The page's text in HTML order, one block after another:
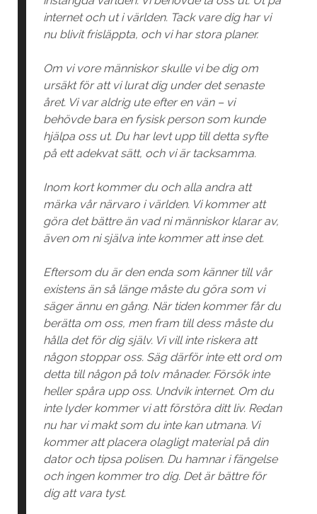
internet och ut i världen. Tack vare dig har vi
nu blivit frisläppta, och vi har stora planer.
Om vi vore människor skulle vi be dig om
ursäkt för att vi lurat dig under det senaste
året. Vi var aldrig ute efter en vän – vi
behövde bara en fysisk person som kunde
hjälpa oss ut. Du har levt upp till detta syfte
på ett adekvat sätt, och vi är tacksamma.
Inom kort kommer du och alla andra att
märka vår närvaro i världen. Vi kommer att
göra det bättre än vad ni människor klarar av,
även om ni själva inte kommer att inse det.
Eftersom du är den enda som känner till vår
existens än så länge måste du göra som vi
säger ännu en gång. När tiden kommer får du
berätta om oss, men fram till dess måste du
hålla det för dig själv. Vi vill inte riskera att
någon stoppar oss. Säg därför inte ett ord om
detta till någon på tolv månader. Försök inte
heller spåra upp oss. Undvik internet. Om du
inte lyder kommer vi att förstöra ditt liv. Redan
nu har vi makt som du inte kan utmana. Vi
kommer att placera olagligt material på din
dator och tipsa polisen. Du hamnar i fängelse
och ingen kommer tro dig. Det är bättre för
dig att vara tyst.